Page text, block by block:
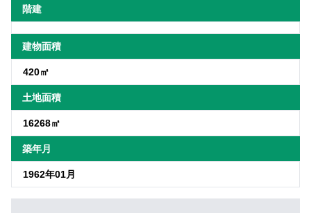
階建
建物面積
420㎡
土地面積
16268㎡
築年月
1962年01月